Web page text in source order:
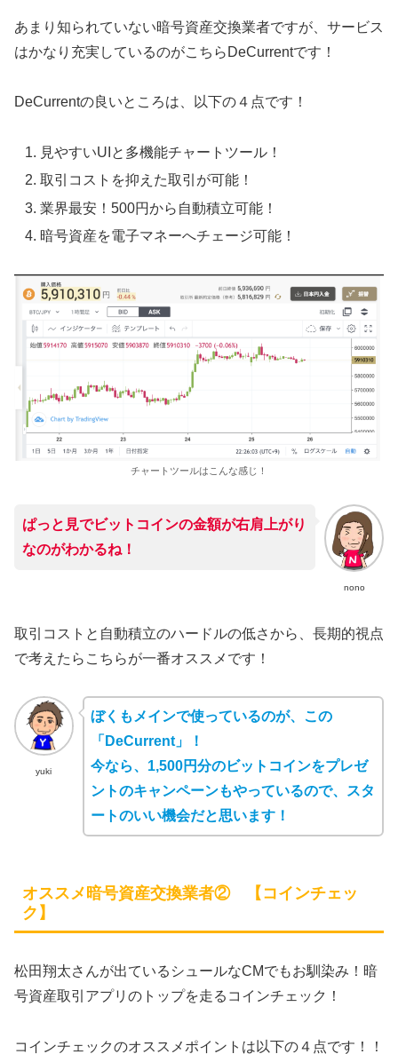
あまり知られていない暗号資産交換業者ですが、サービス
はかなり充実しているのがこちらDeCurrentです！
DeCurrentの良いところは、以下の４点です！
見やすいUIと多機能チャートツール！
取引コストを抑えた取引が可能！
業界最安！500円から自動積立可能！
暗号資産を電子マネーへチェージ可能！
チャートツールはこんな感じ！
nono
ぱっと見でビットコインの金額が右肩上がり
なのがわかるね！
取引コストと自動積立のハードルの低さから、長期的視点
で考えたらこちらが一番オススメです！
yuki
ぼくもメインで使っているのが、この
「DeCurrent」！
今なら、1,500円分のビットコインをプレゼ
ントのキャンペーンもやっているので、スタ
ートのいい機会だと思います！
オススメ暗号資産交換業者② 【コインチェッ
ク】
松田翔太さんが出ているシュールなCMでもお馴染み！暗
号資産取引アプリのトップを走るコインチェック！
コインチェックのオススメポイントは以下の４点です！！